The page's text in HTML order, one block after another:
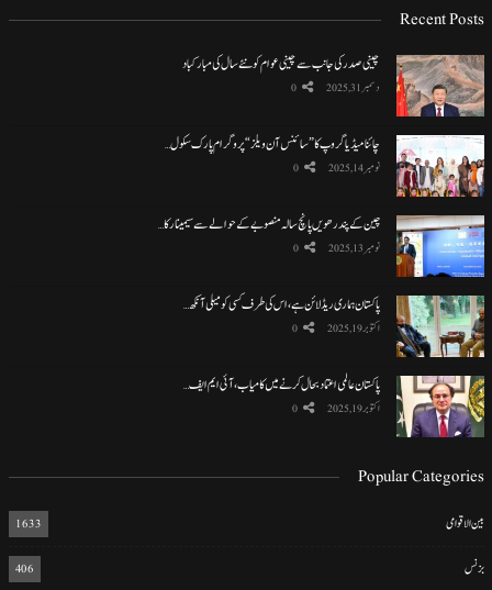
Recent Posts
چینی صدر کی جانب سے چینی عوام کو نئے سال کی مبارکباد
دسمبر 31, 2025 0
چائنا میڈیا گروپ کا ”سائنس آن ویلز“ پروگرام پارک سکول…
نومبر 14, 2025 0
چین کے پندرھویں پانچ سالہ منصوبے کے حوالے سے سیمینار کا…
نومبر 13, 2025 0
پاکستان ہماری ریڈ لائن ہے، اس کی طرف کسی کو میلی آنکھ…
اکتوبر 19, 2025 0
پاکستان عالمی اعتماد بحال کرنے میں کامیاب، آئی ایم ایف…
اکتوبر 19, 2025 0
Popular Categories
بین الاقوامی 1633
بزنس 406